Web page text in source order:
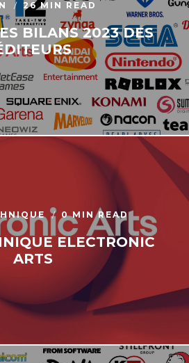
26 MIN READ
BILANS 2023 DES
0 MIN READ
ELECTRONIC
ARTS